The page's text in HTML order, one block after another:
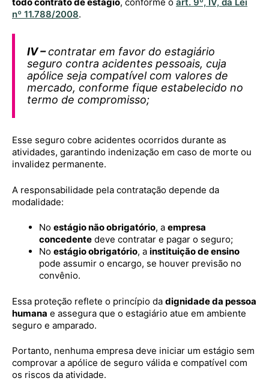
nº 11.788/2008.
IV –contratar em favor do estagiário
seguro contra acidentes pessoais, cuja
apólice seja compatível com valores de
mercado, conforme fique estabelecido no
termo de compromisso;
Esse seguro cobre acidentes ocorridos durante as
atividades, garantindo indenização em caso de morte ou
invalidez permanente.
A responsabilidade pela contratação depende da
modalidade:
No estágio não obrigatório, a empresa
concedente deve contratar e pagar o seguro;
No estágio obrigatório, a instituição de ensino
pode assumir o encargo, se houver previsão no
convênio.
Essa proteção reflete o princípio da dignidade da pessoa
humana e assegura que o estagiário atue em ambiente
seguro e amparado.
Portanto, nenhuma empresa deve iniciar um estágio sem
comprovar a apólice de seguro válida e compatível com
os riscos da atividade.